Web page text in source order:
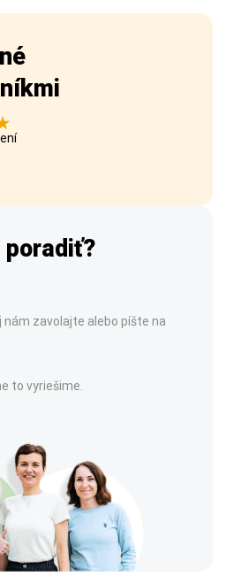
nám zavolajte alebo píšte na
to vyriešime.